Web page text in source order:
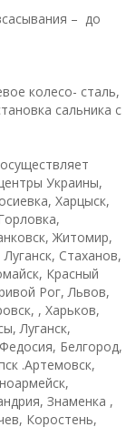
– до
колесо- сталь,
сальника с
Украины,
Харцыск,
Житомир,
Стаханов,
Красный
Рог, Львов,
, Харьков,
Луганск,
Белгород,
.Артемовск,
Знаменка ,
Коростень,